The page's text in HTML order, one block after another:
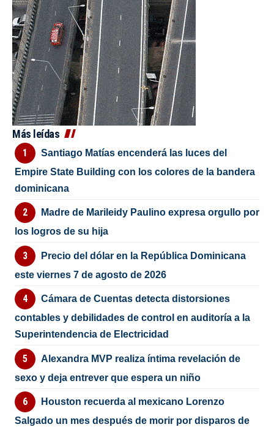
Más leídas
Santiago Matías encenderá las luces del
Empire State Building con los colores de la bandera
dominicana
Madre de Marileidy Paulino expresa orgullo por
los logros de su hija
Precio del dólar en la República Dominicana
este viernes 7 de agosto de 2026
Cámara de Cuentas detecta distorsiones
contables y debilidades de control en auditoría a la
Superintendencia de Electricidad
Alexandra MVP realiza íntima revelación de
sexo y deja entrever que espera un niño
Houston recuerda al mexicano Lorenzo
Salgado un mes después de morir por disparos de